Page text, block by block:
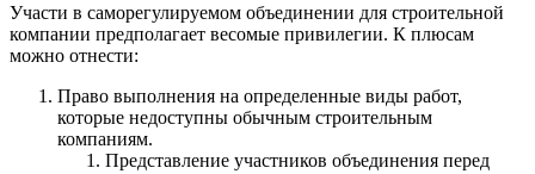
Участи в саморегулируемом объединении для строительной
компании предполагает весомые привилегии. К плюсам
можно отнести:
Право выполнения на определенные виды работ,
которые недоступны обычным строительным
компаниям.
Представление участников объединения перед